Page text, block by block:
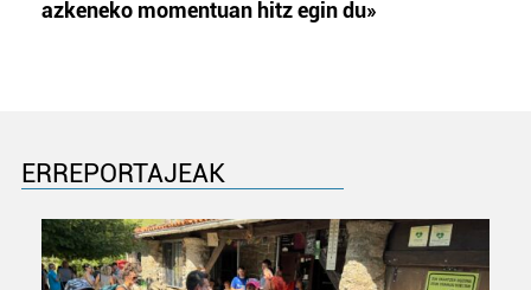
azkeneko momentuan hitz egin du»
ERREPORTAJEAK